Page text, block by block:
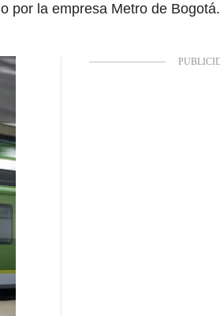
por la empresa Metro de Bogotá.